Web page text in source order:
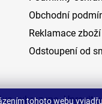
tohoto webu
Obchodní
Reklamace
Odstoupení od
vyhrazena.Upravit